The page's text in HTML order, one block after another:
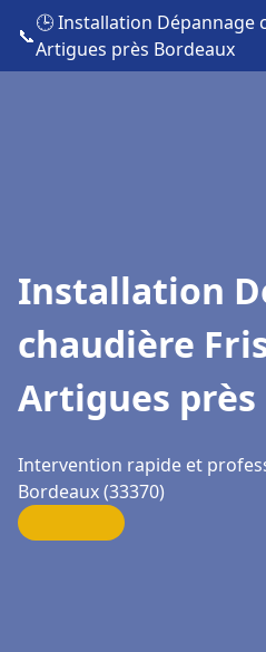
📞
🕒 Installation Dépannage
Artigues près Bordeaux
Installation
chaudière
Artigues
Intervention rapide et
Bordeaux (33370)